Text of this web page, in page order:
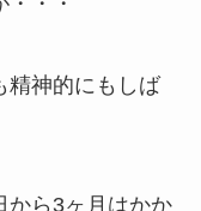
精神的にもしば
から3ヶ月はかか